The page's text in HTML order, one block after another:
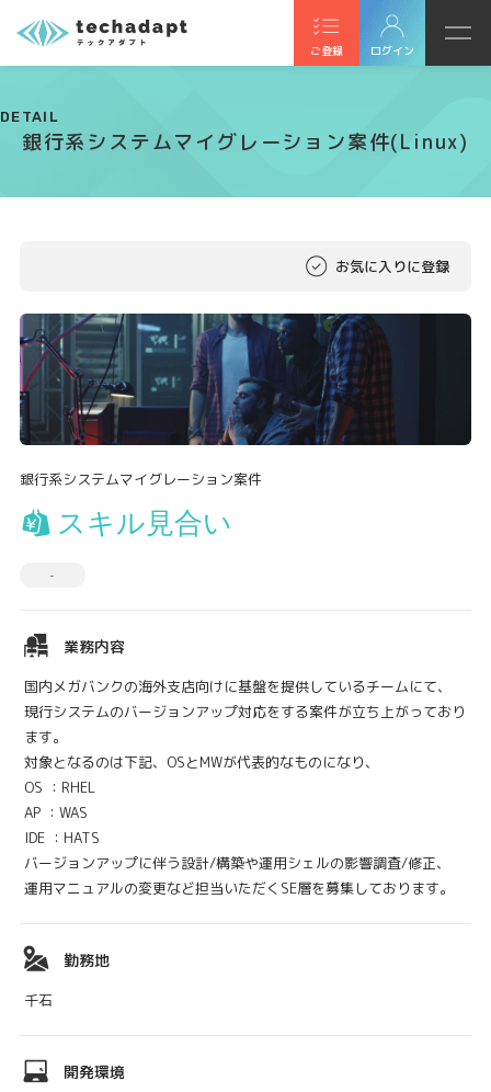
ご登録 ログイン
DETAIL
銀行系システムマイグレーション案件(Linux)
お気に入りに登録
銀行系システムマイグレーション案件
スキル見合い
-
業務内容
国内メガバンクの海外支店向けに基盤を提供しているチームにて、
現行システムのバージョンアップ対応をする案件が立ち上がっており
ます。
対象となるのは下記、OSとMWが代表的なものになり、
OS ：RHEL
AP ：WAS
IDE ：HATS
バージョンアップに伴う設計/構築や運用シェルの影響調査/修正、
運用マニュアルの変更など担当いただくSE層を募集しております。
勤務地
千石
開発環境